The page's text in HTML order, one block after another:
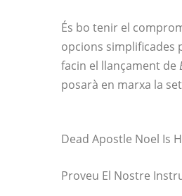
És bo tenir el
opcions simplificades
facin el llançament de
posarà en marxa la
Dead Apostle Noel Is
Proveu El Nostre